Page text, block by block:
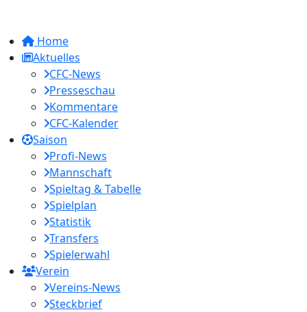
Home
Aktuelles
CFC-News
Presseschau
Kommentare
CFC-Kalender
Saison
Profi-News
Mannschaft
Spieltag & Tabelle
Spielplan
Statistik
Transfers
Spielerwahl
Verein
Vereins-News
Steckbrief